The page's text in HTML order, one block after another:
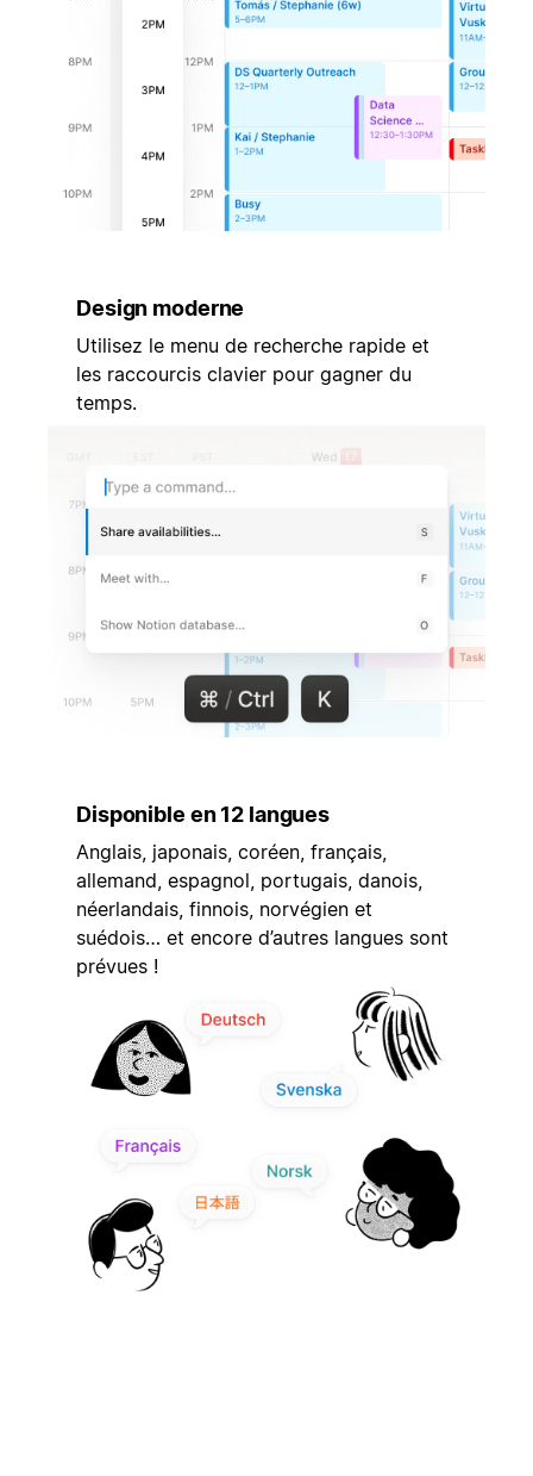
Design moderne
Utilisez le menu de recherche rapide et
les raccourcis clavier pour gagner du
temps.
Disponible en 12 langues
Anglais, japonais, coréen, français,
allemand, espagnol, portugais, danois,
néerlandais, finnois, norvégien et
suédois… et encore d’autres langues sont
prévues !